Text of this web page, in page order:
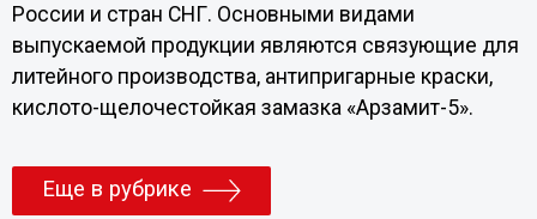
России и стран СНГ. Основными видами
выпускаемой продукции являются связующие для
литейного производства, антипригарные краски,
кислото-щелочестойкая замазка «Арзамит-5».
Еще в рубрике